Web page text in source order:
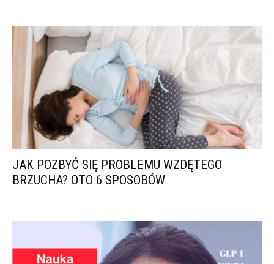
JAK POZBYĆ SIĘ PROBLEMU WZDĘTEGO
BRZUCHA? OTO 6 SPOSOBÓW